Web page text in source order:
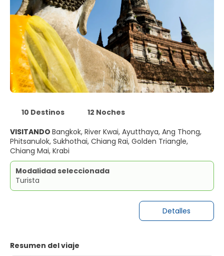
10 Destinos
12 Noches
VISITANDO Bangkok, River Kwai, Ayutthaya, Ang Thong,
Phitsanulok, Sukhothai, Chiang Rai, Golden Triangle,
Chiang Mai, Krabi
Modalidad seleccionada
Turista
Detalles
Resumen del viaje